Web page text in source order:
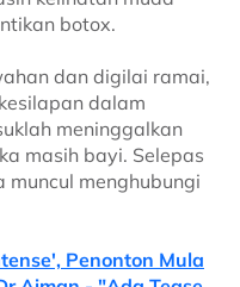
botox.
dan digilai ramai,
dalam
meninggalkan
masih bayi. Selepas
menghubungi
Penonton Mula